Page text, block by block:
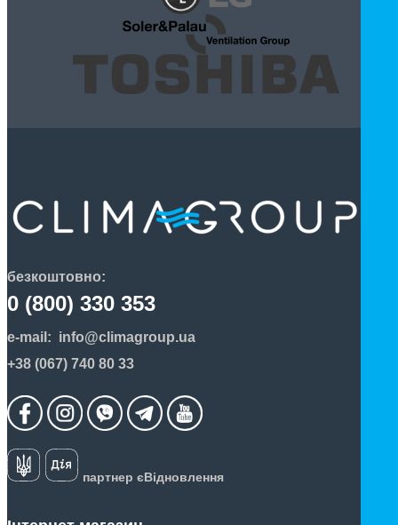
безкоштовно:
0 (800) 330 353
e-mail: info@climagroup.ua
+38 (067) 740 80 33
партнер єВідновлення